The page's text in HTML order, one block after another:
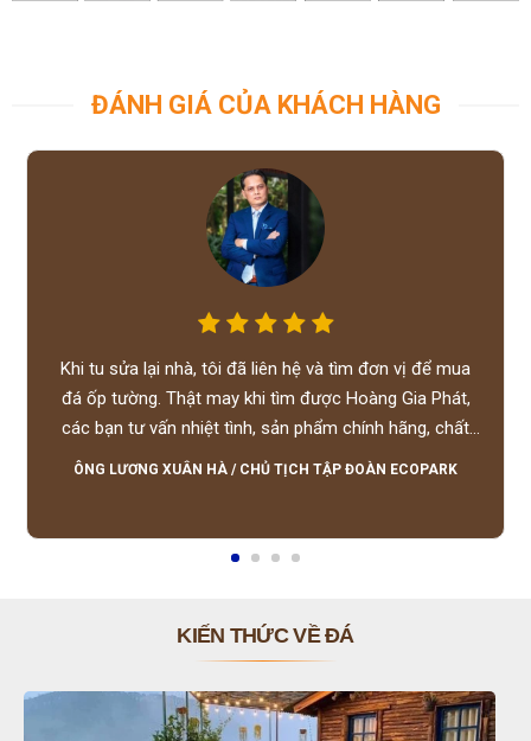
ĐÁNH GIÁ CỦA KHÁCH HÀNG
Khi tu sửa lại nhà, tôi đã liên hệ và tìm đơn vị để mua
đá ốp tường. Thật may khi tìm được Hoàng Gia Phát,
các bạn tư vấn nhiệt tình, sản phẩm chính hãng, chất
lượng tốt, giá hợp lý, hỗ trợ tận tình.
ÔNG LƯƠNG XUÂN HÀ / CHỦ TỊCH TẬP ĐOÀN ECOPARK
KIẾN THỨC VỀ ĐÁ